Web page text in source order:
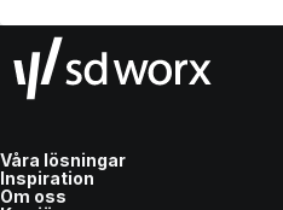
Våra lösningar
Inspiration
Om oss